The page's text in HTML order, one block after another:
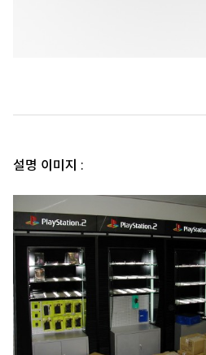
설명 이미지 :